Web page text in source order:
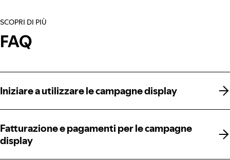
SCOPRI DI PIÙ
FAQ
Iniziare a utilizzare le campagne display
Iniziare a utilizzare le campagne display
Fatturazione e pagamenti per le campagne
display
Fatturazione e pagamenti per le campagne
display